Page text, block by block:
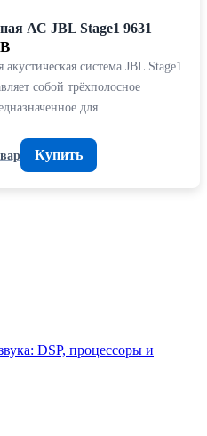
АС JBL Stage1 9631
акустическая система JBL Stage1
собой трёхполосное
для…
Купить
DSP, процессоры и